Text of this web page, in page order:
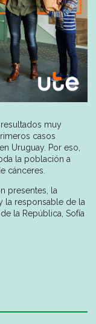
muy
casos
Uruguay. Por eso,
la población a
cánceres.
presentes, la
la responsable de la
la República, Sofía